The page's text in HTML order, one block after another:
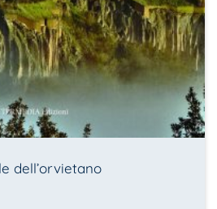
dell’orvietano